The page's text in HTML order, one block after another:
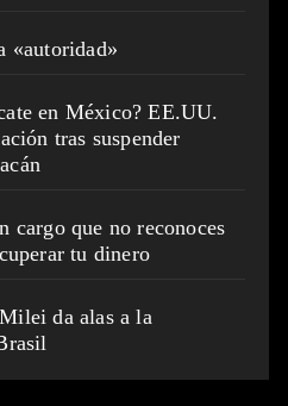
«autoridad»
en México? EE.UU.
tras suspender
cargo que no reconoces
tu dinero
da alas a la